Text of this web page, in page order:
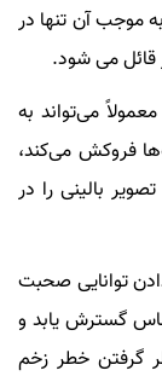
موجب آن تنها در
قائل می شود.
می‌تواند به
فروکش می‌کند،
بالینی را در
توانایی صحبت
گسترش یابد و
گرفتن خطر زخم